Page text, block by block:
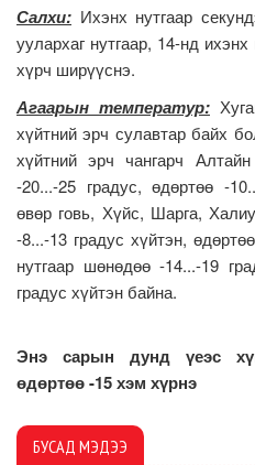
Салхи: Ихэнх нутгаар
уулархаг нутгаар, 14-нд
хүрч ширүүснэ.
Агаарын температур:
хүйтний эрч сулавтар байх
хүйтний эрч чангарч
-20...-25 градус, өдөртөө -
өвөр говь, Хүйс, Шарга,
-8...-13 градус хүйтэн,
нутгаар шөнөдөө -14...-19
градус хүйтэн байна.
Энэ сарын дунд үеэс
өдөртөө -15 хэм хүрнэ
БУСАД МЭДЭЭ